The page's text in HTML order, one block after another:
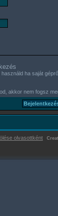
ha saját
akkor nem fogsz
olvasottként